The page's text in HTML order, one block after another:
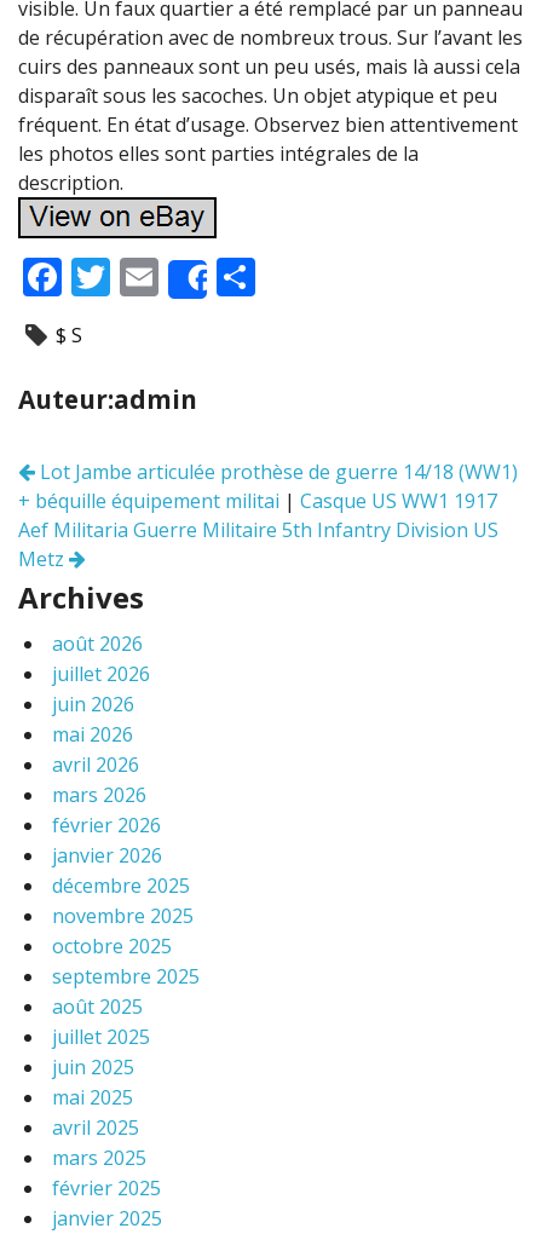
visible. Un faux quartier a été remplacé par un panneau
de récupération avec de nombreux trous. Sur l’avant les
cuirs des panneaux sont un peu usés, mais là aussi cela
disparaît sous les sacoches. Un objet atypique et peu
fréquent. En état d’usage. Observez bien attentivement
les photos elles sont parties intégrales de la
description.
F
ac
e
b
o
k
T
er
E
m
l
Share
$ S
Auteur:admin
Navigation
des
articles
Lot Jambe articulée prothèse de guerre 14/18 (WW1)
+ béquille équipement militai | Casque US WW1 1917
Aef Militaria Guerre Militaire 5th Infantry Division US
Metz
Archives
août 2026
juillet 2026
juin 2026
mai 2026
avril 2026
mars 2026
février 2026
janvier 2026
décembre 2025
novembre 2025
octobre 2025
septembre 2025
août 2025
juillet 2025
juin 2025
mai 2025
avril 2025
mars 2025
février 2025
janvier 2025